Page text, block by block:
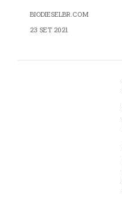
BIODIESELBR.COM
23 SET 2021